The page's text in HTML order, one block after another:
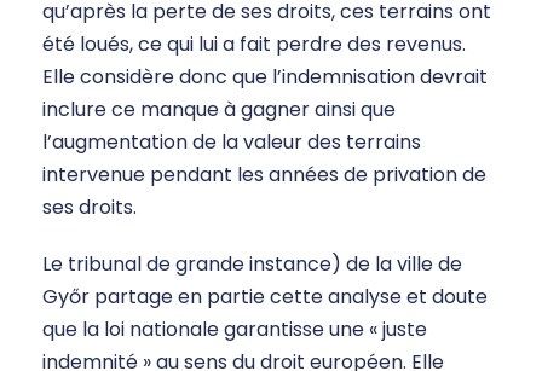
qu’après la perte de ses droits, ces terrains ont
été loués, ce qui lui a fait perdre des revenus.
Elle considère donc que l’indemnisation devrait
inclure ce manque à gagner ainsi que
l’augmentation de la valeur des terrains
intervenue pendant les années de privation de
ses droits.
Le tribunal de grande instance) de la ville de
Győr partage en partie cette analyse et doute
que la loi nationale garantisse une « juste
indemnité » au sens du droit européen. Elle